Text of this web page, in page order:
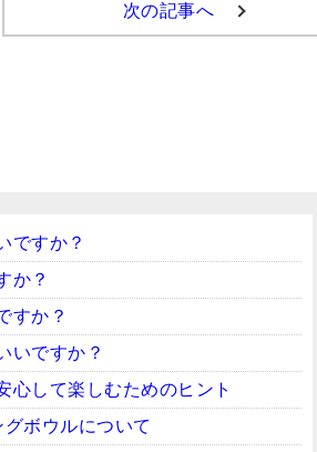
次の記事へ
ですか？
か？
すか？
いですか？
心して楽しむためのヒント
ボウルについて